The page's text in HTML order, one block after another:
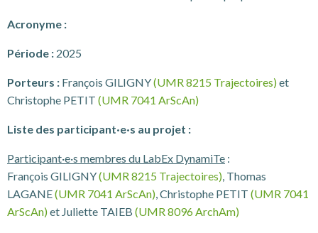
Acronyme :
Période : 2025
Porteurs : François GILIGNY(UMR 8215 Trajectoires)et
Christophe PETIT (UMR 7041 ArScAn)
Liste des participant·e·s au projet :
Participant·e·s membres du LabEx DynamiTe :
François GILIGNY(UMR 8215 Trajectoires), Thomas
LAGANE(UMR 7041 ArScAn), Christophe PETIT (UMR 7041
ArScAn)et Juliette TAIEB (UMR 8096 ArchAm)